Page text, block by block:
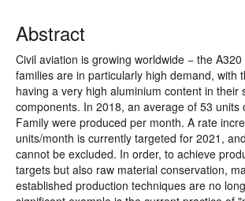
Abstract
Civil aviation is growing worldwide − the
families are in particularly high demand, with
having a very high aluminium content in their
components. In 2018, an average of 53 units
Family were produced per month. A rate
units/month is currently targeted for 2021,
cannot be excluded. In order, to achieve
targets but also raw material conservation,
established production techniques are no